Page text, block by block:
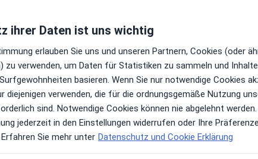
Heute Morgen Mo,
10 Aug
Di,
Online-Terminbuchung nicht verfügbar
Terminanfrage senden
ihrer Daten ist uns wichtig
erlauben Sie uns und unseren Partnern, Cookies (oder
zu verwenden, um Daten für Statistiken zu sammeln und
basieren. Wenn Sie nur notwendige Cookies
diejenigen verwenden, die für die ordnungsgemäße Nutzung
sind. Notwendige Cookies können nie abgelehnt werden.
jederzeit in den Einstellungen widerrufen oder Ihre
Sie mehr unter Datenschutz und Cookie Erklärung